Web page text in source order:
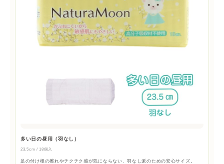
多い日の昼用（羽なし）
23.5cm / 18個入
足の付け根の擦れやチクチク感が気にならない、羽なし派のための安心サイズ。